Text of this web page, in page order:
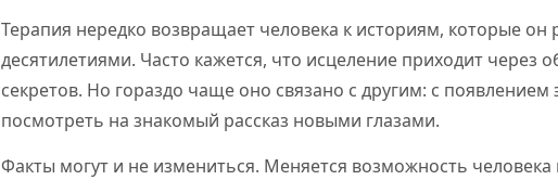
Терапия нередко возвращает человека к историям, которые он
десятилетиями. Часто кажется, что исцеление приходит через
секретов. Но гораздо чаще оно связано с другим: с
посмотреть на знакомый рассказ новыми глазами.
Факты могут и не измениться. Меняется возможность